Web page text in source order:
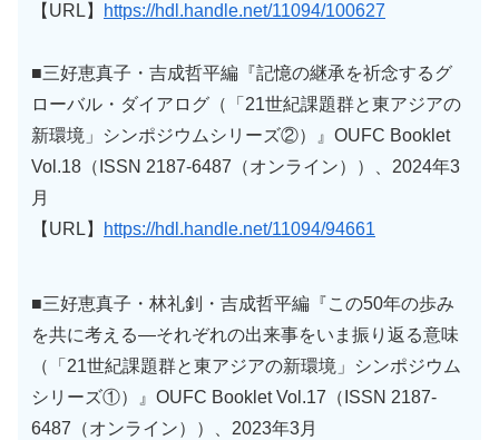
【URL】
https://hdl.handle.net/11094/100627
■三好恵真子・吉成哲平編『記憶の継承を祈念するグ
ローバル・ダイアログ（「21世紀課題群と東アジアの
新環境」シンポジウムシリーズ②）』OUFC Booklet
Vol.18（ISSN 2187-6487（オンライン））、2024年3
月
【URL】
https://hdl.handle.net/11094/94661
■三好恵真子・林礼釗・吉成哲平編『この50年の歩み
を共に考える―それぞれの出来事をいま振り返る意味
（「21世紀課題群と東アジアの新環境」シンポジウム
シリーズ①）』OUFC Booklet Vol.17（ISSN 2187-
6487（オンライン））、2023年3月